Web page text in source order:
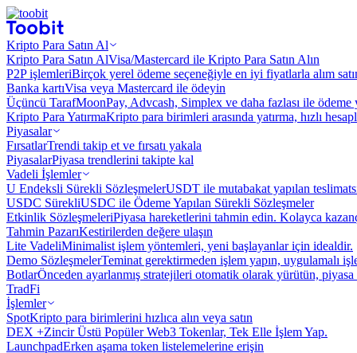
Kripto Para Satın Al
Kripto Para Satın AlVisa/Mastercard ile Kripto Para Satın Alın
P2P işlemleriBirçok yerel ödeme seçeneğiyle en iyi fiyatlarla alım
Banka kartıVisa veya Mastercard ile ödeyin
Üçüncü TarafMoonPay, Advcash, Simplex ve daha fazlası ile ödeme
Kripto Para YatırmaKripto para birimleri arasında yatırma, hızlı
Piyasalar
FırsatlarTrendi takip et ve fırsatı yakala
PiyasalarPiyasa trendlerini takipte kal
Vadeli İşlemler
U Endeksli Sürekli SözleşmelerUSDT ile mutabakat yapılan
USDC SürekliUSDC ile Ödeme Yapılan Sürekli Sözleşmeler
Etkinlik SözleşmeleriPiyasa hareketlerini tahmin edin. Kolayca
Tahmin PazarıKestirilerden değere ulaşın
Lite VadeliMinimalist işlem yöntemleri, yeni başlayanlar için idealdir.
Demo SözleşmelerTeminat gerektirmeden işlem yapın, uygulamalı
BotlarÖnceden ayarlanmış stratejileri otomatik olarak yürütün, piyasa
TradFi
İşlemler
SpotKripto para birimlerini hızlıca alın veya satın
DEX +Zincir Üstü Popüler Web3 Tokenlar, Tek Elle İşlem Yap.
LaunchpadErken aşama token listelemelerine erişin